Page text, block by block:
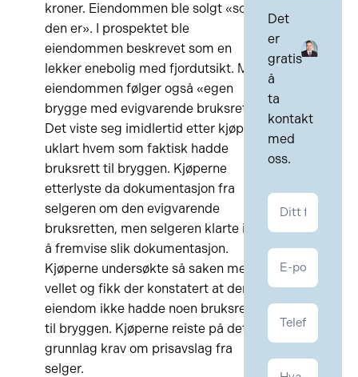
kroner. Eiendommen ble solgt «som
den er». I prospektet ble
eiendommen beskrevet som en
lekker enebolig med fjordutsikt. Med
eiendommen følger også «egen
brygge med evigvarende bruksrett».
Det viste seg imidlertid etter kjøpet
uklart hvem som faktisk hadde
bruksrett til bryggen. Kjøperne
etterlyste da dokumentasjon fra
selgeren om den evigvarende
bruksretten, men selgeren klarte ikke
å fremvise slik dokumentasjon.
Kjøperne undersøkte så saken med
vellet og fikk der konstatert at deres
eiendom ikke hadde noen bruksrett
til bryggen. Kjøperne reiste på dette
grunnlag krav om prisavslag fra
selger.
Det
er
gratis
å
ta
kontakt
med
oss.
Kontakt